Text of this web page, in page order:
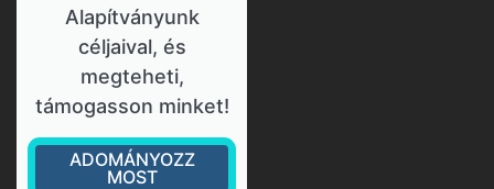
Alapítványunk
céljaival, és
megteheti,
támogasson minket!
ADOMÁNYOZZ
MOST